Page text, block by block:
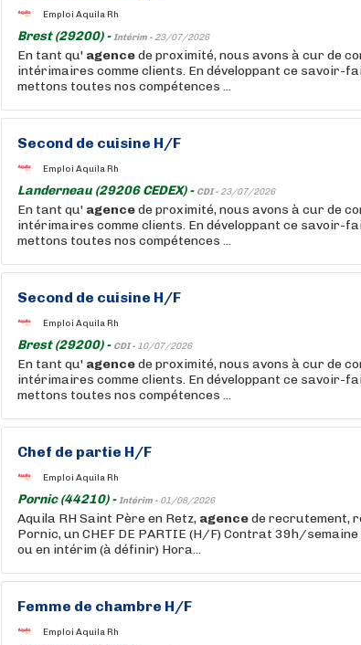
Emploi Aquila Rh
Brest (29200) -Intérim - 23/07/2026
En tant qu' agencede proximité, nous avons à cur de
intérimaires comme clients. En développant ce savoir-
mettons toutes nos compétences ...
Second de cuisine H/F
Emploi Aquila Rh
Landerneau (29206 CEDEX) - CDI - 23/07/2026
En tant qu' agencede proximité, nous avons à cur de
intérimaires comme clients. En développant ce savoir-
mettons toutes nos compétences ...
Second de cuisine H/F
Emploi Aquila Rh
Brest (29200) - CDI - 10/07/2026
En tant qu' agencede proximité, nous avons à cur de
intérimaires comme clients. En développant ce savoir-
mettons toutes nos compétences ...
Chef de partie H/F
Emploi Aquila Rh
Pornic (44210) -Intérim - 01/08/2026
Aquila RH Saint Père en Retz, agencede recrutement,
Pornic, un CHEF DE PARTIE (H/F) Contrat 39h/
ou en intérim (à définir) Hora...
Femme de chambre H/F
Emploi Aquila Rh